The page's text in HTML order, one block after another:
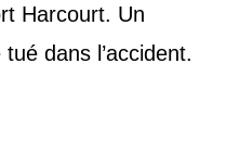
Harcourt. Un
dans l’accident.